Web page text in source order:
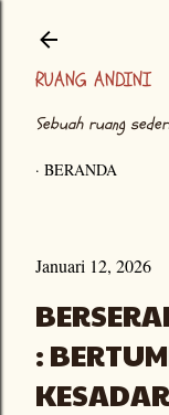
RUANG ANDINI
Sebuah ruang
BERANDA
Januari 12, 2026
: